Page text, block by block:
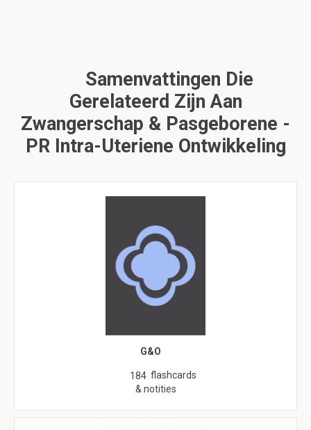
Samenvattingen Die
Gerelateerd Zijn Aan
Zwangerschap & Pasgeborene -
PR Intra-Uteriene Ontwikkeling
G&O
184 flashcards
& notities